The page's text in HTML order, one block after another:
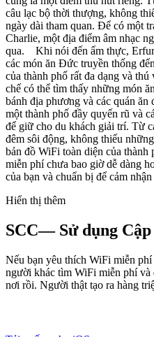
câu lạc bộ thời thượng, không
ngày dài tham quan. Để có một
Charlie, một địa điểm âm nhạc
qua. Khi nói đến ẩm thực,
các món ăn Đức truyền thống
của thành phố rất đa dạng và
chế có thể tìm thấy những món
bánh địa phương và các quán
một thành phố đầy quyến rũ và
để giữ cho du khách giải trí. Từ
đêm sôi động, không thiếu
bản đồ WiFi toàn diện của
miễn phí chưa bao giờ dễ dàng
của bạn và chuẩn bị để cảm
Hiển thị thêm
SCC— Sử dụng Cập
Nếu bạn yêu thích WiFi miễn
người khác tìm WiFi miễn phí và
nơi rồi. Người thật tạo ra hàng